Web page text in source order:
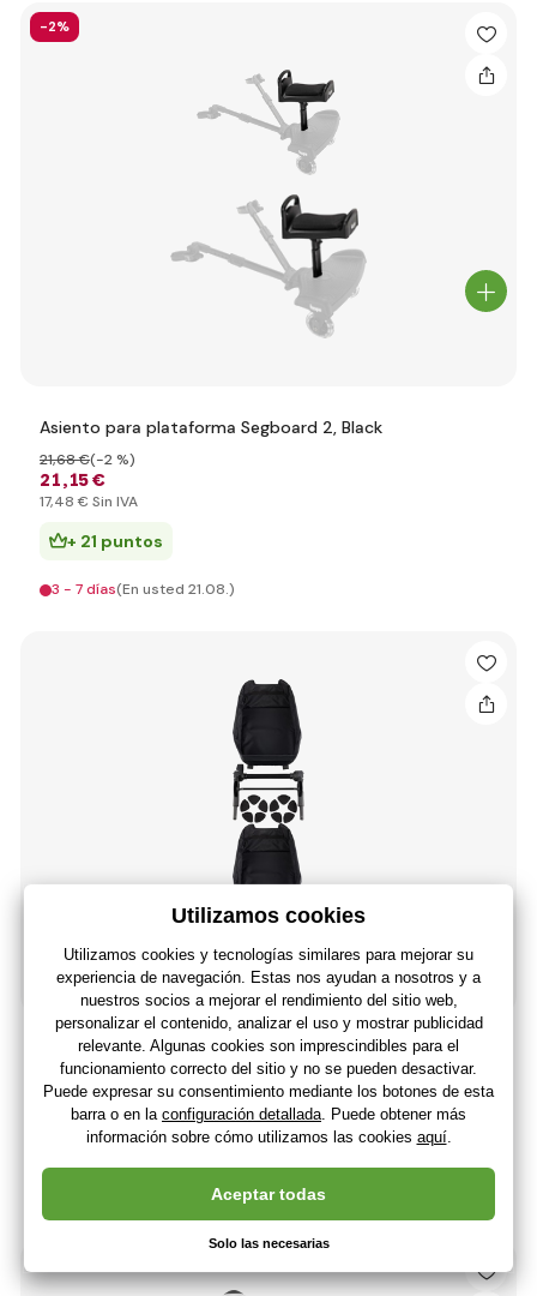
-2%
Asiento para plataforma Segboard 2, Black
21,15 €
21,68 €(-2 %)
17,48 € Sin IVA
+ 21 puntos
3 - 7 días(En usted 21.08.)
EASYWALKER Set extensible Harvey5
96,26 €
,55 €Sin IVA
+ 96 puntos
(En usted 21.08.)